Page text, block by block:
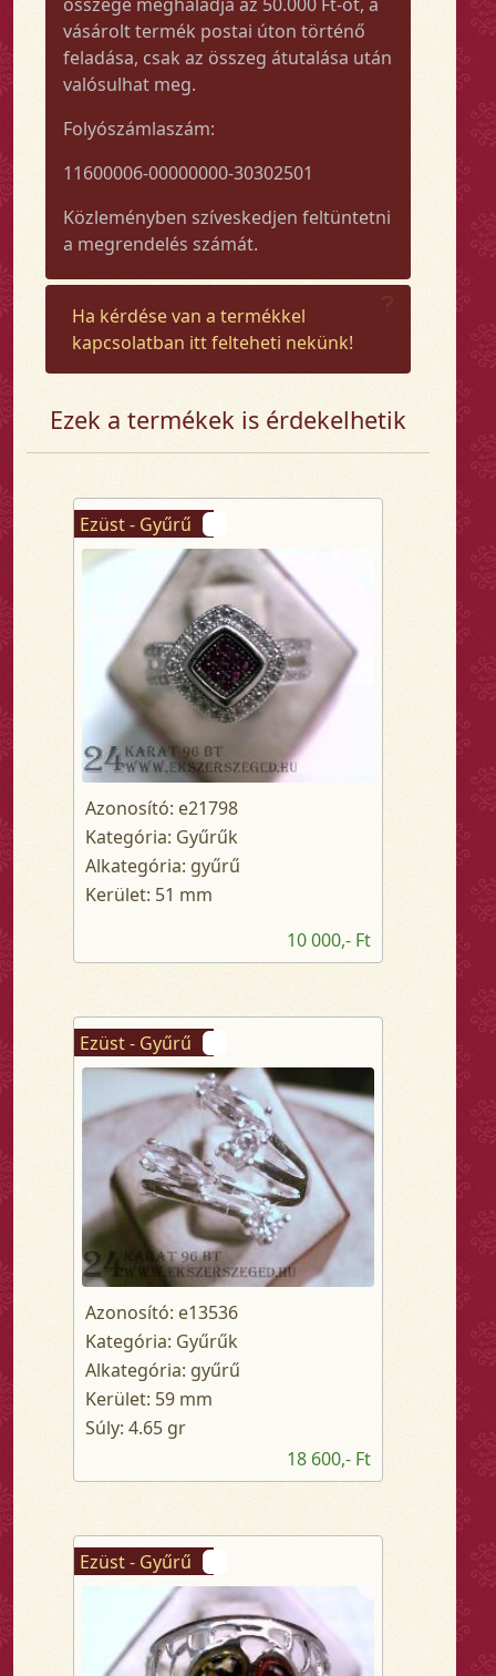
vásárolt termék postai úton történő
feladása, csak az összeg átutalása után
valósulhat meg.
Folyószámlaszám:
11600006-00000000-30302501
Közleményben szíveskedjen feltüntetni
a megrendelés számát.
Ha kérdése van a termékkel
kapcsolatban itt felteheti nekünk!
Ezek a termékek is érdekelhetik
Ezüst - Gyűrű
Azonosító: e21798
Kategória: Gyűrűk
Alkategória: gyűrű
Kerület: 51 mm
10 000,- Ft
Ezüst - Gyűrű
Azonosító: e13536
Kategória: Gyűrűk
Alkategória: gyűrű
Kerület: 59 mm
Súly: 4.65 gr
18 600,- Ft
Ezüst - Gyűrű